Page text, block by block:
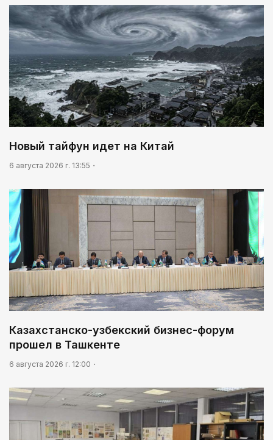
Новый тайфун идет на Китай
6 августа 2026 г. 13:55
Казахстанско-узбекский бизнес-форум
прошел в Ташкенте
6 августа 2026 г. 12:00